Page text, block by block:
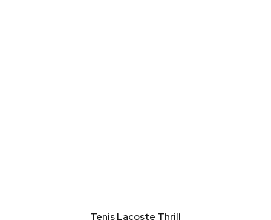
Tenis Lacoste Thrill